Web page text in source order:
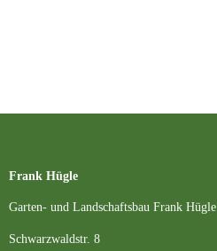
Frank Hügle
Garten- und Landschaftsbau Frank Hügle
Schwarzwaldstr. 8